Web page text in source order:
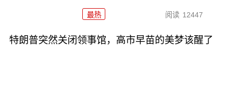
最热 阅读 12447
特朗普突然关闭领事馆，高市早苗的美梦该醒了